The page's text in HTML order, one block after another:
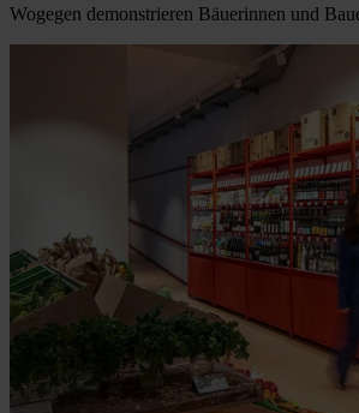
Wogegen demonstrieren Bäuerinnen und